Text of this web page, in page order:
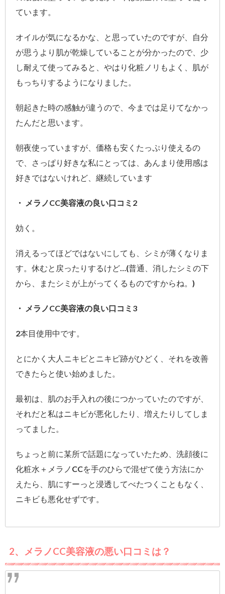
ています。
オイルが気になるかな、と思っていたのですが、自分
が思うより肌が乾燥していることが分かったので、少
し耐えて使ってみると、やはり化粧ノリもよく、肌が
もっちりするようになりました。
朝起きた時の感触が違うので、今までは足りてなかっ
たんだと思います。
朝夜使っていますが、価格も安くたっぷり使えるの
で、さっぱり好きな私にとっては、あんまり使用感は
好きではないけれど、継続しています
・ メラノCC美容液の良い口コミ2
効く。
消えるってほどではないにしても、シミが薄くなりま
す。休むと戻ったりするけど…(普通、消したシミの下
から、またシミが上がってくるものですからね。)
・ メラノCC美容液の良い口コミ3
2本目使用中です。
とにかく大人ニキビとニキビ跡がひどく、それを改善
できたらと使い始めました。
最初は、肌のお手入れの後につかっていたのですが、
それだと私はニキビが悪化したり、増えたりしてしま
ってました。
ちょっと前に某所で話題になっていたため、洗顔後に
化粧水＋メラノCCを手のひらで混ぜて使う方法にか
えたら、肌にすーっと浸透してべたつくこともなく、
ニキビも悪化せずです。
2、メラノCC美容液の悪い口コミは？